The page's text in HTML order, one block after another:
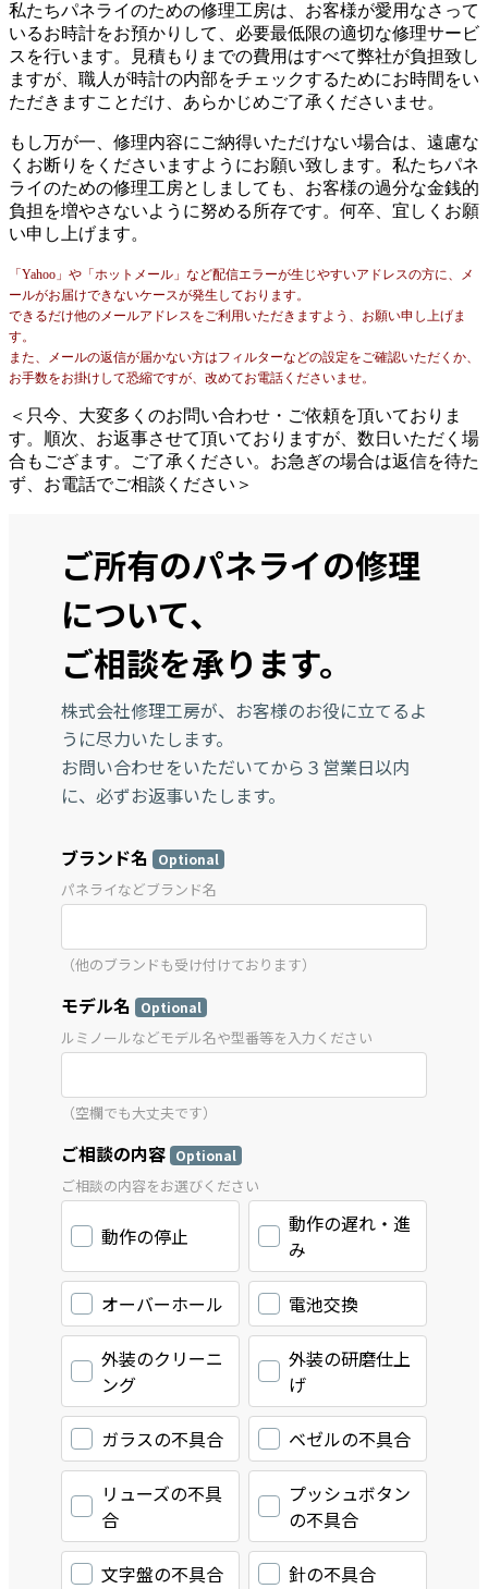
私たちパネライのための修理工房は、お客様が愛用なさって
いるお時計をお預かりして、必要最低限の適切な修理サービ
スを行います。見積もりまでの費用はすべて弊社が負担致し
ますが、職人が時計の内部をチェックするためにお時間をい
ただきますことだけ、あらかじめご了承くださいませ。
もし万が一、修理内容にご納得いただけない場合は、遠慮な
くお断りをくださいますようにお願い致します。私たちパネ
ライのための修理工房としましても、お客様の過分な金銭的
負担を増やさないように努める所存です。何卒、宜しくお願
い申し上げます。
「Yahoo」や「ホットメール」など配信エラーが生じやすいアドレスの方に、メ
ールがお届けできないケースが発生しております。
できるだけ他のメールアドレスをご利用いただきますよう、お願い申し上げま
す。
また、メールの返信が届かない方はフィルターなどの設定をご確認いただくか、
お手数をお掛けして恐縮ですが、改めてお電話くださいませ。
＜只今、大変多くのお問い合わせ・ご依頼を頂いておりま
す。順次、お返事させて頂いておりますが、数日いただく場
合もござます。ご了承ください。お急ぎの場合は返信を待た
ず、お電話でご相談ください＞